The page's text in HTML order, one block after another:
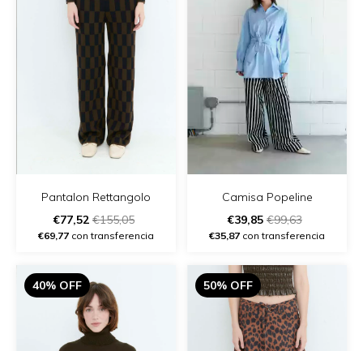
Pantalon Rettangolo
€77,52 €155,05
€69,77 con transferencia
Camisa Popeline
€39,85 €99,63
€35,87 con transferencia
40% OFF 50% OFF